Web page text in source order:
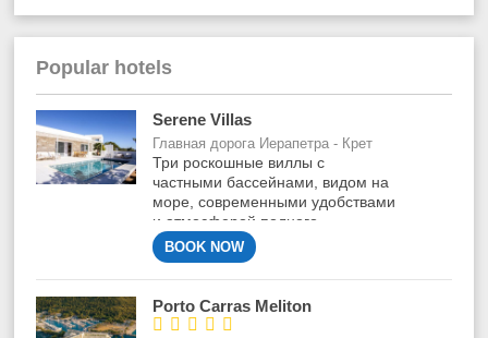
Popular hotels
Serene Villas
Главная дорога Иерапетра - Крет
Три роскошные виллы с
частными бассейнами, видом на
море, современными удобствами
и атмосферой полного
спокойствия в тихом районе
Галини на Крите.
BOOK NOW
Porto Carras Meliton




